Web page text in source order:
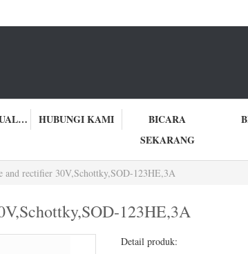
KONTROL KUALITAS HUBUNGI KAMI
BICARA
SEKARANG
and rectifier 30V,Schottky,SOD-123HE,3A
123HE,3A
Detail produk: